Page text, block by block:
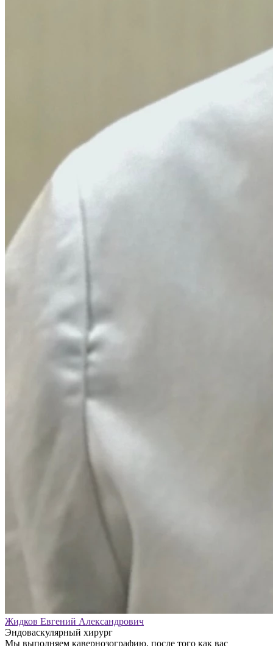
Жидков Евгений Александрович
Эндоваскулярный хирург
Мы выполняем кавернозографию, после того как вас